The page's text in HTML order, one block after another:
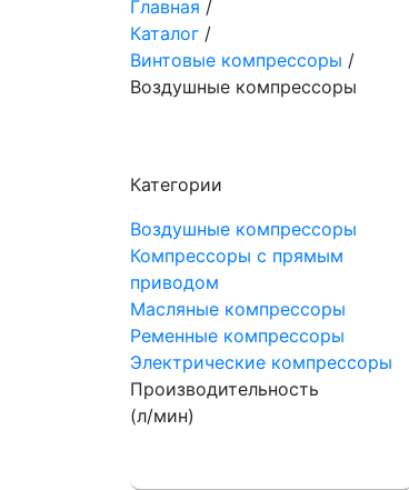
Главная /
Каталог /
Винтовые компрессоры /
Воздушные компрессоры
Категории
Воздушные компрессоры
Компрессоры с прямым
приводом
Масляные компрессоры
Ременные компрессоры
Электрические компрессоры
Производительность
(л/мин)